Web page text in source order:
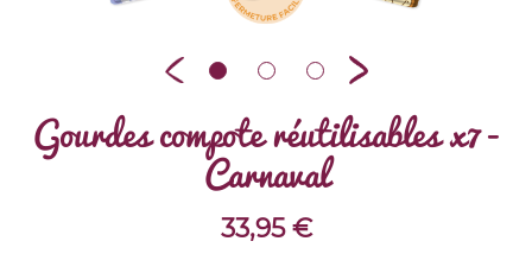
Gourdes compote réutilisables x7 -
Carnaval
33,95€